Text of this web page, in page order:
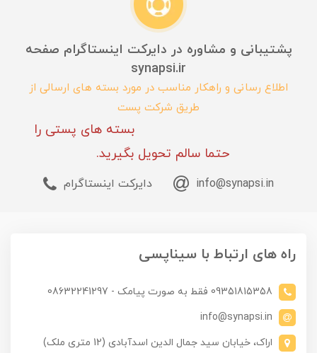
پشتیبانی و مشاوره در دایرکت اینستاگرام صفحه
synapsi.ir
اطلاع رسانی و راهکار مناسب در مورد بسته های ارسالی از
طریق شرکت پست
بسته های پستی را
حتما سالم تحویل بگیرید.
info@synapsi.in دایرکت اینستاگرام
راه های ارتباط با سیناپسی
09351815358 فقط به صورت پیامک - 08632241297
info@synapsi.in
اراک، خیابان سید جمال الدین اسدآبادی (12 متری ملک)